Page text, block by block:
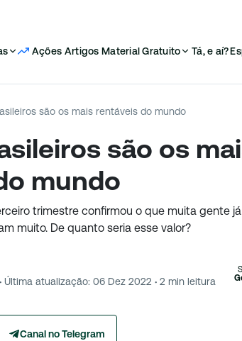
Ações Artigos Material Gratuito Tá, e aí?
são os mais rentáveis do mundo
são os
mundo
trimestre confirmou o que muita gente
muito. De quanto seria esse valor?
· Última atualização: 06 Dez 2022 · 2 min leitura
Canal no Telegram